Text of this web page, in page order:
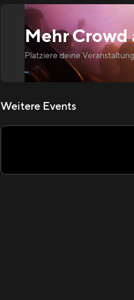
Mehr Crowd
Platziere deine
Weitere Events